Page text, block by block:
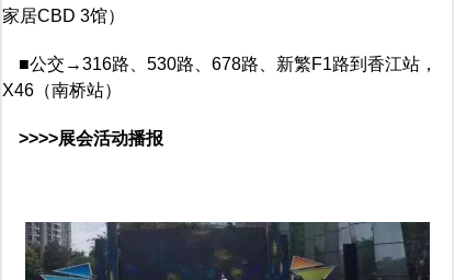
家居CBD 3馆）
■公交→316路、530路、678路、新繁F1路到香江站，
X46（南桥站）
>>>>展会活动播报